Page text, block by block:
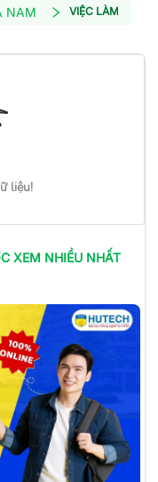
NAM VIỆC LÀM DẦU
liệu!
XEM NHIỀU NHẤT